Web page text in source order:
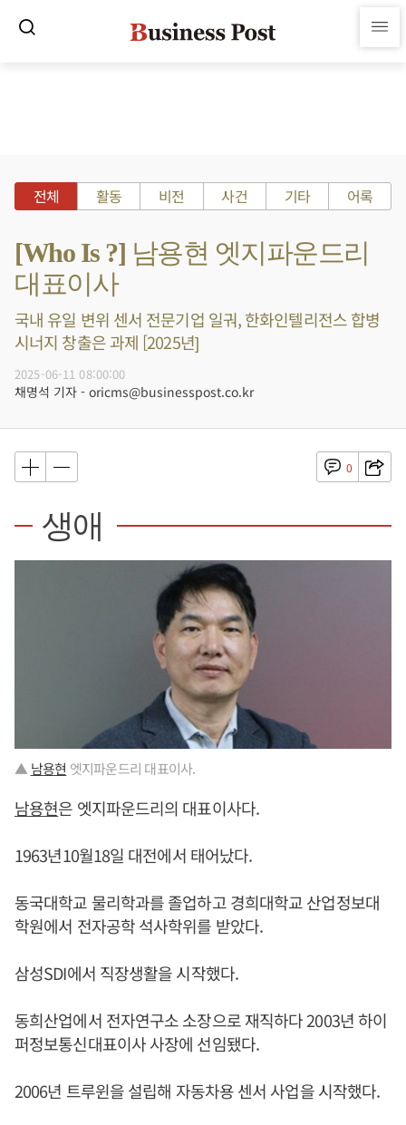
전체 활동 비전 사건 기타 어록
[Who Is ?] 남용현 엣지파운드리
대표이사
국내 유일 변위 센서 전문기업 일궈, 한화인텔리전스 합병
시너지 창출은 과제 [2025년]
2025-06-11 08:00:00
채명석 기자 - oricms@businesspost.co.kr
0
생애
▲ 남용현 엣지파운드리 대표이사.
남용현은 엣지파운드리의 대표이사다.
1963년10월18일 대전에서 태어났다.
동국대학교 물리학과를 졸업하고 경희대학교 산업정보대
학원에서 전자공학 석사학위를 받았다.
삼성SDI에서 직장생활을 시작했다.
동희산업에서 전자연구소 소장으로 재직하다 2003년 하이
퍼정보통신대표이사 사장에 선임됐다.
2006년 트루윈을 설립해 자동차용 센서 사업을 시작했다.